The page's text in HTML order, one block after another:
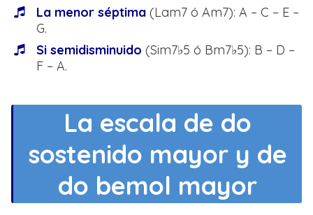
La menor séptima (Lam7 ó Am7): A – C – E –
G.
Si semidisminuido (Sim7♭5 ó Bm7♭5): B – D –
F – A.
La escala de do
sostenido mayor y de
do bemol mayor